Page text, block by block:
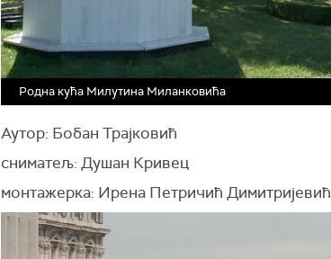
Родна кућа Милутина Миланковића
Аутор: Бобан Трајковић
сниматељ: Душан Кривец
монтажерка: Ирена Петричић Димитријевић